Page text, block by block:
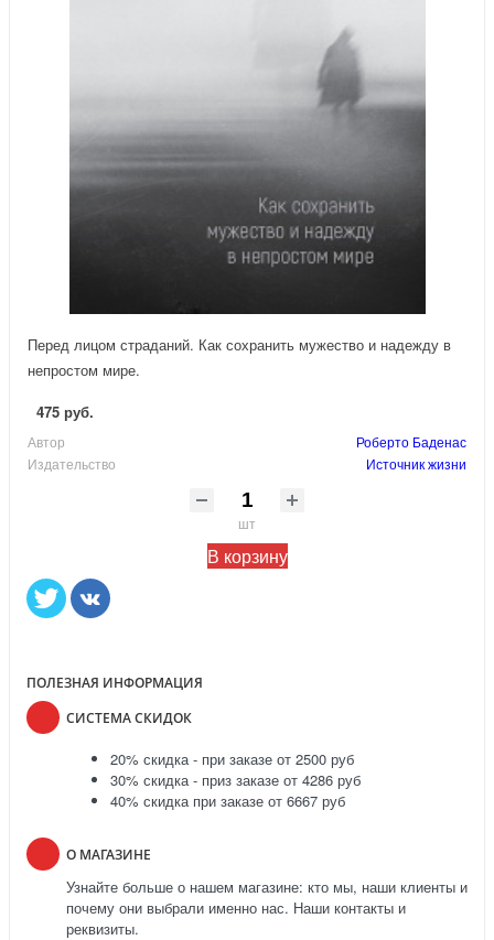
Перед лицом страданий. Как сохранить мужество и надежду в
непростом мире.
475 руб.
Автор
Роберто Баденас
Издательство
Источник жизни
шт
В корзину
ПОЛЕЗНАЯ ИНФОРМАЦИЯ
СИСТЕМА СКИДОК
20% скидка - при заказе от 2500 руб
30% скидка - приз заказе от 4286 руб
40% скидка при заказе от 6667 руб
О МАГАЗИНЕ
Узнайте больше о нашем магазине: кто мы, наши клиенты и
почему они выбрали именно нас. Наши контакты и
реквизиты.